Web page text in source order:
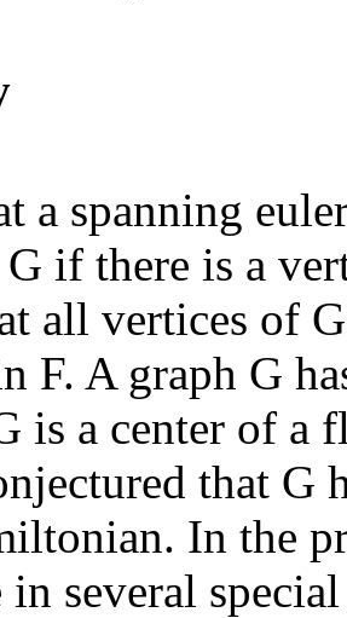
a spanning
G if there is a
all vertices of
F. A graph G
is a center of a
that G
In the
several